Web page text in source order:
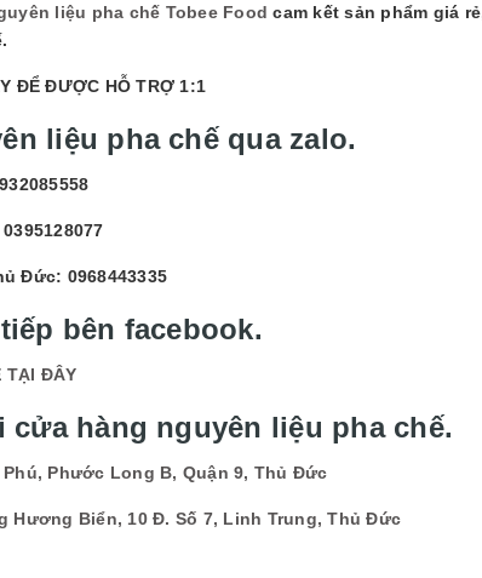
liệu pha chế Tobee Food cam kết sản phẩm giá
ĐỂ ĐƯỢC HỖ TRỢ 1:1
liệu pha chế qua zalo.
Đức: 0968443335
bên facebook.
TẠI ĐÂY
cửa hàng nguyên liệu pha chế.
Phước Long B, Quận 9, Thủ Đức
Hương Biển, 10 Đ. Số 7, Linh Trung, Thủ Đức